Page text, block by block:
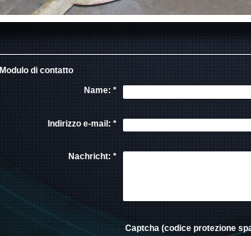
Modulo di contatto
Name: *
Indirizzo e-mail: *
Nachricht: *